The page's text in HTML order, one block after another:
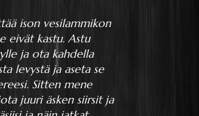
ison vesilammikon
eivät kastu. Astu
ja ota kahdella
levystä ja aseta se
Sitten mene
juuri äsken siirsit ja